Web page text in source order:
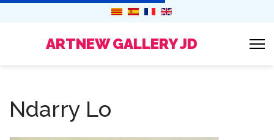
ARTNEW GALLERY JD
Ndarry Lo